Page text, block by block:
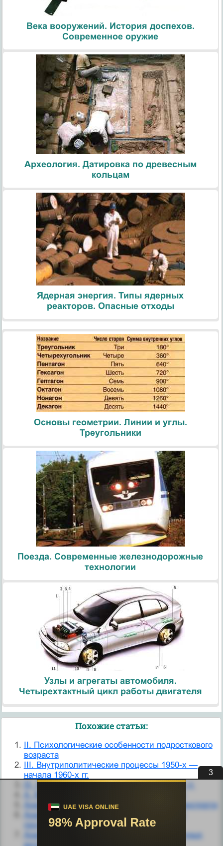
Века вооружений. История доспехов.
Современное оружие
Археология. Датировка по древесным
кольцам
Ядерная энергия. Типы ядерных
реакторов. Опасные отходы
Основы геометрии. Линии и углы.
Треугольники
Поезда. Современные железнодорожные
технологии
Узлы и агрегаты автомобиля.
Четырехтактный цикл работы двигателя
Похожие статьи:
II. Психологические особенности подросткового
возраста
III. Внутриполитические процессы 1950-х —
начала 1960-х гг.
III. Кризисные проявления начала 1970-х гг.
Анализ использования грузового автотранспорта
Анализ себестоимости отдельных видов
продукции
Анализ финансовых результатов от обычных
3